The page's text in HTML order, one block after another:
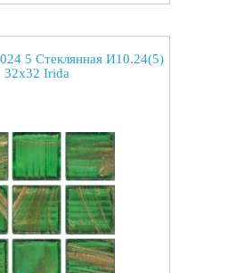
5 Стеклянная И10.24(5)
32x32 Irida